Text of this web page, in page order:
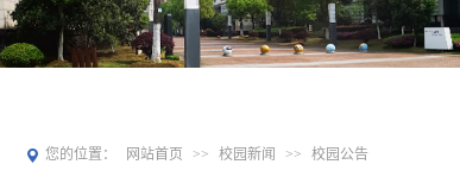
您的位置： 网站首页 >> 校园新闻 >> 校园公告